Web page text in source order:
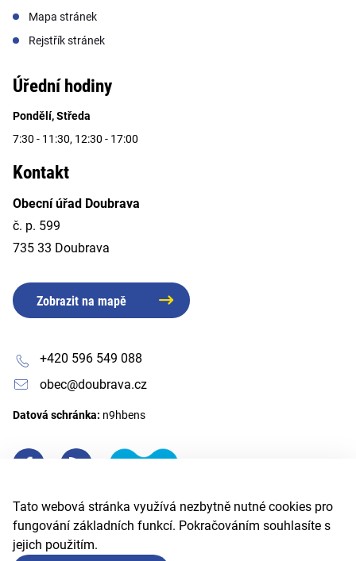
Tato webová stránka využívá nezbytně nutné cookies pro
fungování základních funkcí. Pokračováním souhlasíte s
jejich použitím.
Mapa stránek
Rejstřík stránek
Úřední hodiny
Pondělí, Středa
7:30 - 11:30, 12:30 - 17:00
Kontakt
Obecní úřad Doubrava
č. p. 599
735 33 Doubrava
Zobrazit na mapě
+420 596 549 088
obec@doubrava.cz
Datová schránka: n9hbens